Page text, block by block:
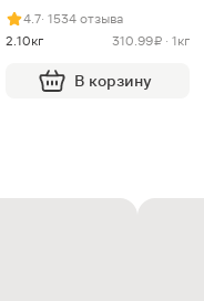
4.7· 1534 отзыва
2.10кг
310.99 ₽ · 1кг
В корзину